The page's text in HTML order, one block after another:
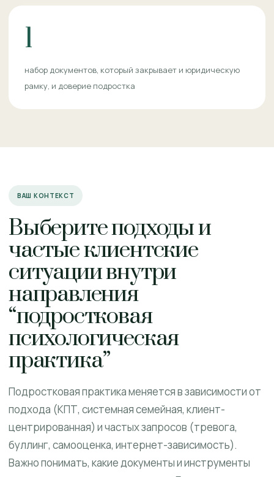
1
набор документов, который закрывает и юридическую
рамку, и доверие подростка
ВАШ КОНТЕКСТ
Выберите подходы и
частые клиентские
ситуации внутри
направления
“подростковая
психологическая
практика”
Подростковая практика меняется в зависимости от
подхода (КПТ, системная семейная, клиент-
центрированная) и частых запросов (тревога,
буллинг, самооценка, интернет-зависимость).
Важно понимать, какие документы и инструменты